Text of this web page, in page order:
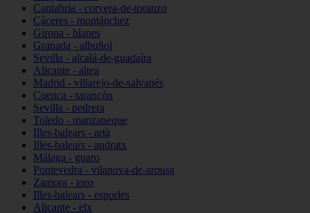
Cantabria - corvera-de-toranzo
Cáceres - montánchez
Girona - blanes
Granada - albuñol
Sevilla - alcalá-de-guadaíra
Alicante - altea
Madrid - villarejo-de-salvanés
Cuenca - tarancón
Sevilla - pedrera
Toledo - manzaneque
Illes-balears - artà
Illes-balears - andratx
Málaga - guaro
Pontevedra - vilanova-de-arousa
Zamora - toro
Illes-balears - esporles
Alicante - elx